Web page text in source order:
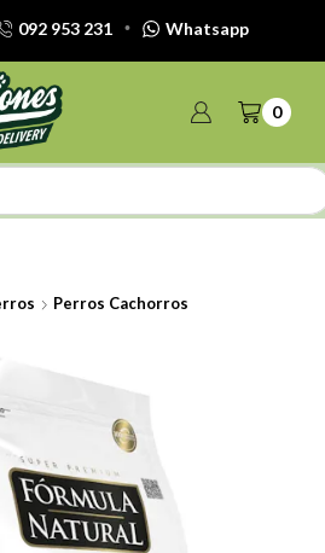
092 953 231 Whatsapp
0
Perros Cachorros